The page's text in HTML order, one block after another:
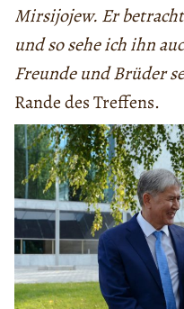
Mirsijojew. Er
und so sehe ich ihn
Freunde und Brüder
Rande des Treffens.